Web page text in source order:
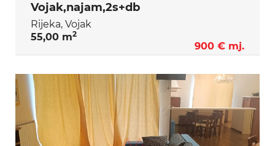
Vojak,najam,2s+db
Rijeka, Vojak
55,00 m2
900 € mj.